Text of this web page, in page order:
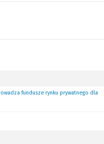
fundusze rynku prywatnego dla